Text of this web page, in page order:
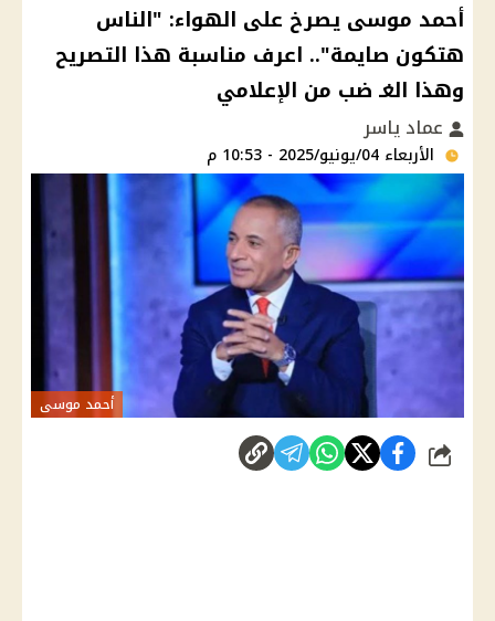
أحمد موسى يصرخ على الهواء: "الناس
هتكون صايمة".. اعرف مناسبة هذا التصريح
وهذا الغـ ضب من الإعلامي
عماد ياسر
الأربعاء 04/يونيو/2025 - 10:53 م
أحمد موسى
شارك